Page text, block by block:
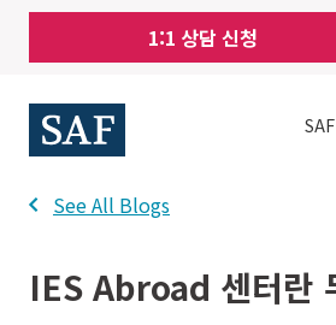
Skip
main
content
Utility
Menu
1:1 상담 신청
See All Blogs
IES Abroad 센터란